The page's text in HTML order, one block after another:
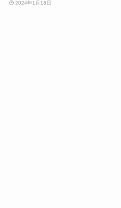
2024年1月18日